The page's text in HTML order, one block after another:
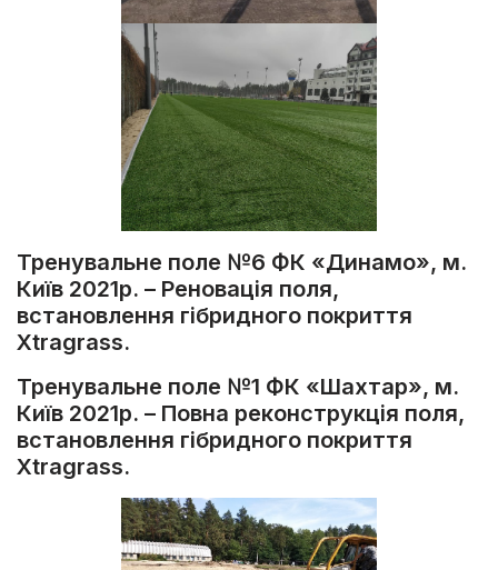
Тренувальне поле №6 ФК «Динамо», м.
Київ 2021р. – Реновація поля,
встановлення гібридного покриття
Xtragrass.
Тренувальне поле №1 ФК «Шахтар», м.
Київ 2021р. – Повна реконструкція поля,
встановлення гібридного покриття
Xtragrass.